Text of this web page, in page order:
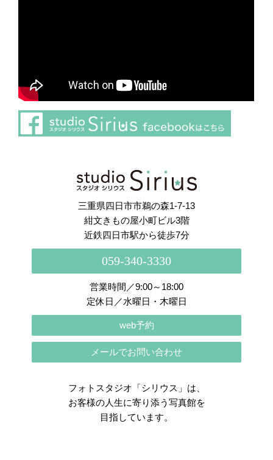
Instagram でフォロー
三重県四日市市鵜の森1-7-13
紺文きもの屋小町ビル3階
近鉄四日市駅から徒歩7分
059-340-3330
営業時間／9:00～18:00
定休日／水曜日・木曜日
web予約
メールでお問い合わせ
フォトスタジオ「シリウス」は、
お客様の人生に寄り添う写真館を
目指しています。